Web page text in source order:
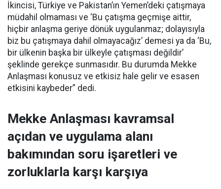
İkincisi, Türkiye ve Pakistan’ın Yemen’deki çatışmaya
müdahil olmaması ve ‘Bu çatışma geçmişe aittir,
hiçbir anlaşma geriye dönük uygulanmaz; dolayısıyla
biz bu çatışmaya dahil olmayacağız’ demesi ya da ‘Bu,
bir ülkenin başka bir ülkeyle çatışması değildir’
şeklinde gerekçe sunmasıdır. Bu durumda Mekke
Anlaşması konusuz ve etkisiz hale gelir ve esasen
etkisini kaybeder” dedi.
Mekke Anlaşması kavramsal
açıdan ve uygulama alanı
bakımından soru işaretleri ve
zorluklarla karşı karşıya